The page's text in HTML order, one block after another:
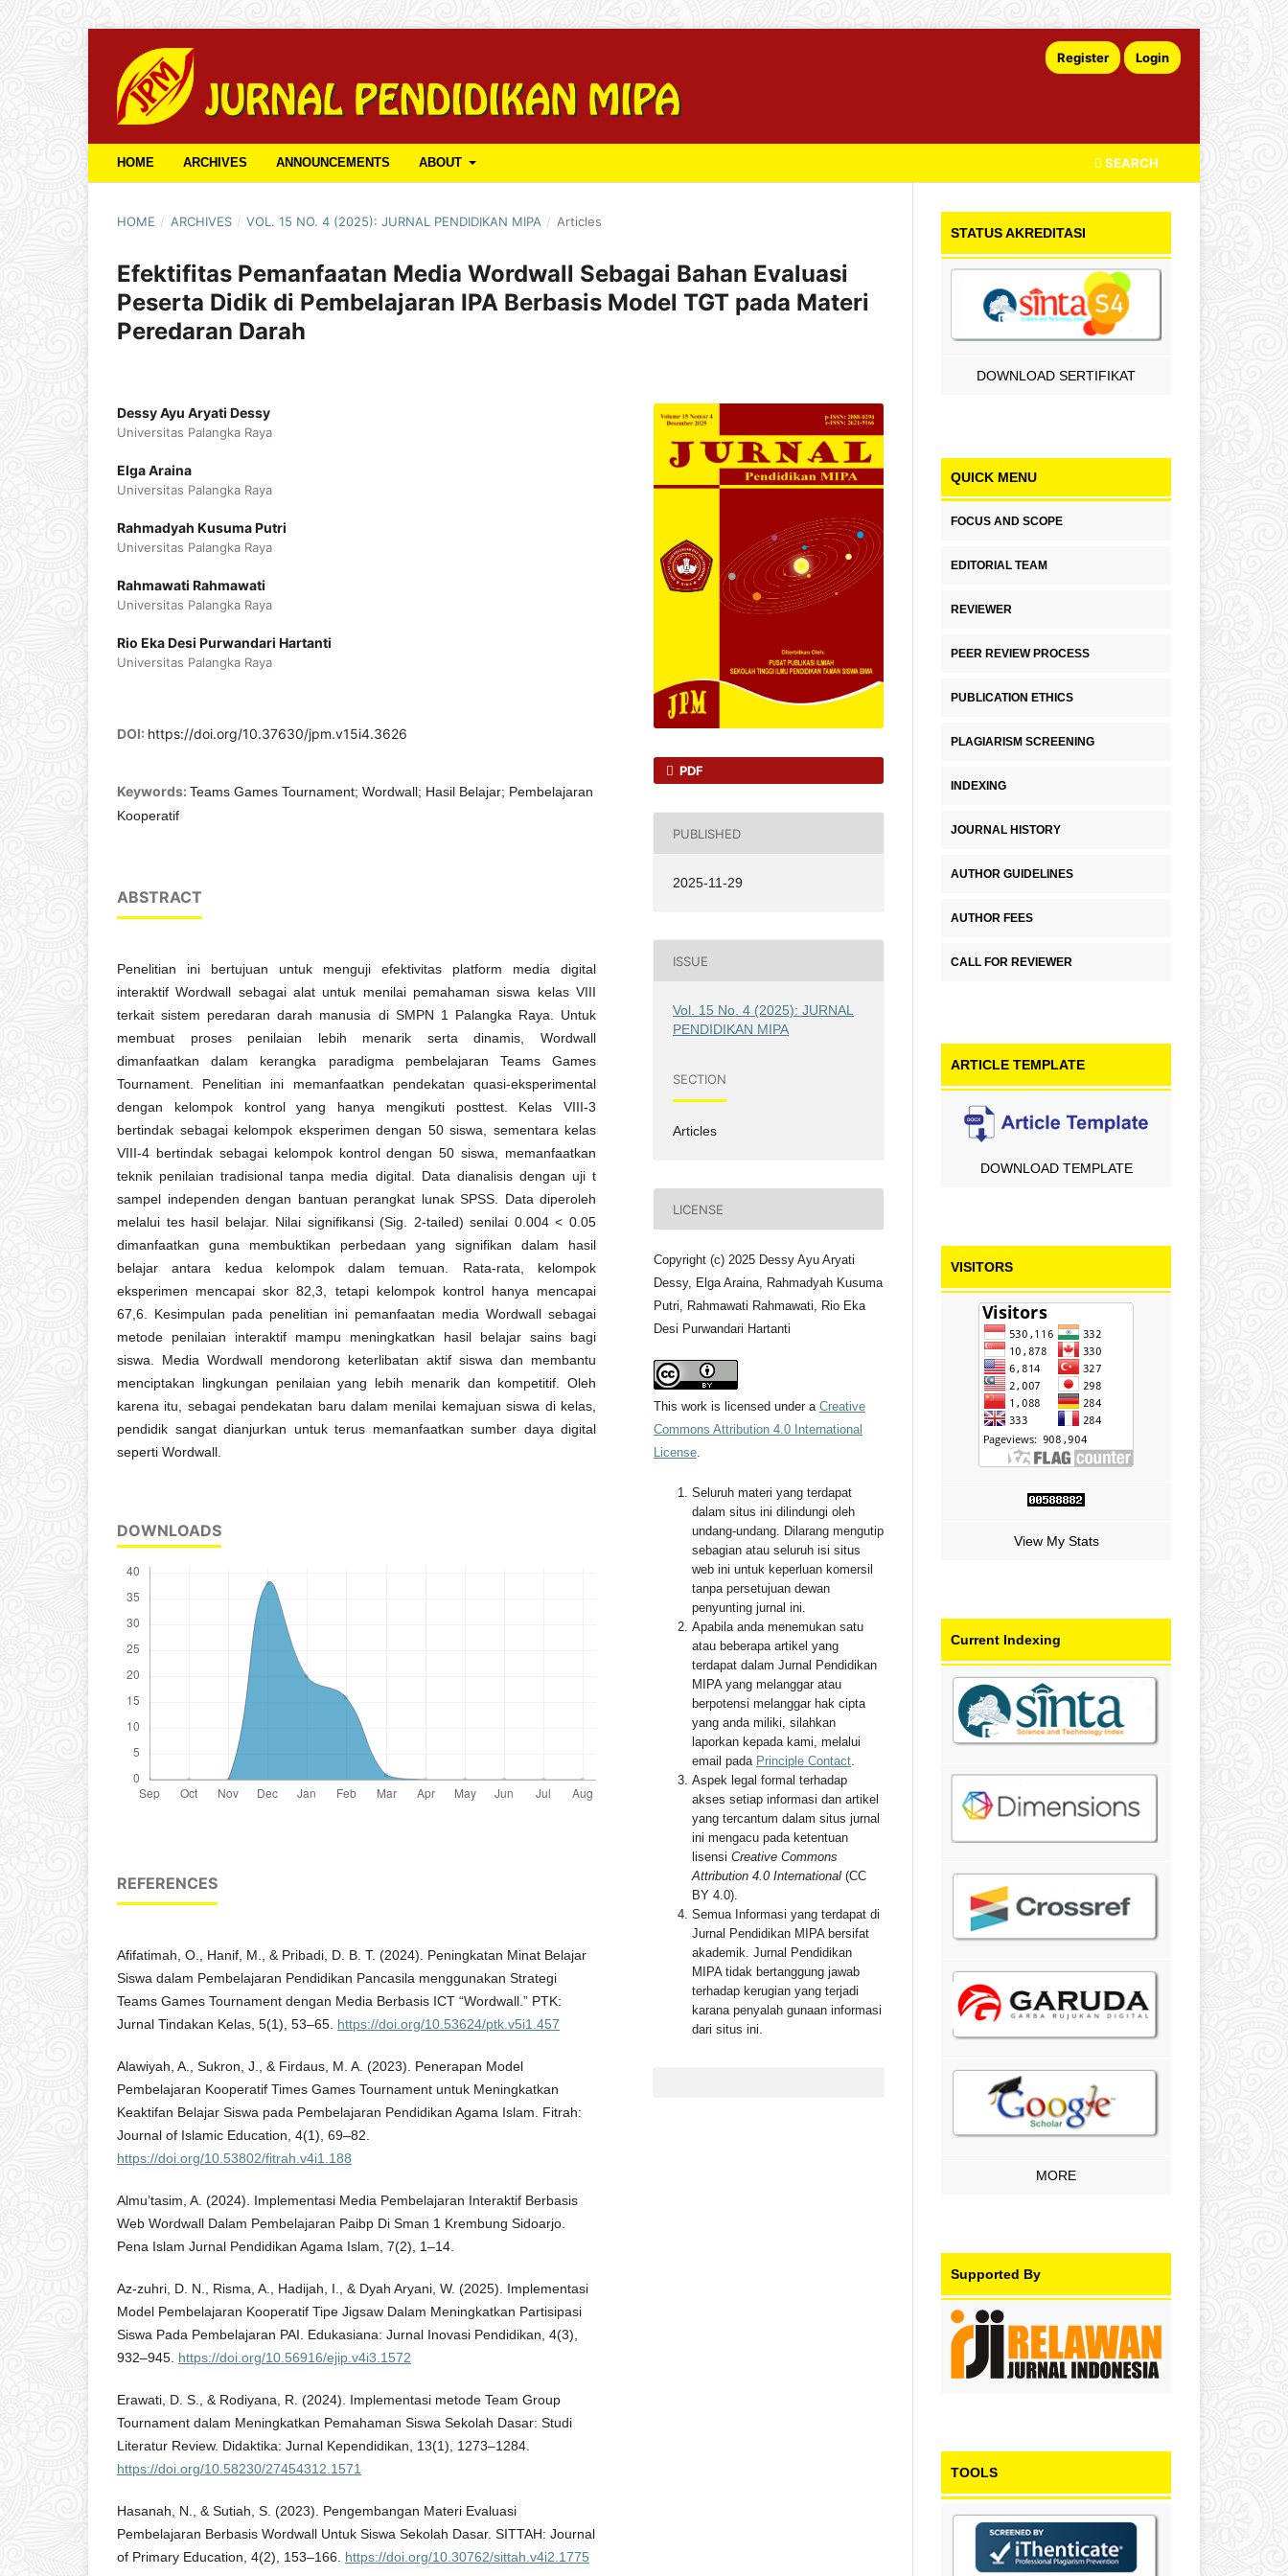
HOME ARCHIVES ANNOUNCEMENTS ABOUT SEARCH
Register Login
HOME / ARCHIVES / VOL. 15 NO. 4 (2025): JURNAL PENDIDIKAN MIPA / Articles
Efektifitas Pemanfaatan Media Wordwall Sebagai Bahan Evaluasi
Peserta Didik di Pembelajaran IPA Berbasis Model TGT pada Materi
Peredaran Darah
Dessy Ayu Aryati Dessy
Universitas Palangka Raya
Elga Araina
Universitas Palangka Raya
Rahmadyah Kusuma Putri
Universitas Palangka Raya
Rahmawati Rahmawati
Universitas Palangka Raya
Rio Eka Desi Purwandari Hartanti
Universitas Palangka Raya
DOI: https://doi.org/10.37630/jpm.v15i4.3626
Keywords: Teams Games Tournament; Wordwall; Hasil Belajar; Pembelajaran
Kooperatif
ABSTRACT
Penelitian ini bertujuan untuk menguji efektivitas platform media digital
interaktif Wordwall sebagai alat untuk menilai pemahaman siswa kelas VIII
terkait sistem peredaran darah manusia di SMPN 1 Palangka Raya. Untuk
membuat proses penilaian lebih menarik serta dinamis, Wordwall
dimanfaatkan dalam kerangka paradigma pembelajaran Teams Games
Tournament. Penelitian ini memanfaatkan pendekatan quasi-eksperimental
dengan kelompok kontrol yang hanya mengikuti posttest. Kelas VIII-3
bertindak sebagai kelompok eksperimen dengan 50 siswa, sementara kelas
VIII-4 bertindak sebagai kelompok kontrol dengan 50 siswa, memanfaatkan
teknik penilaian tradisional tanpa media digital. Data dianalisis dengan uji t
sampel independen dengan bantuan perangkat lunak SPSS. Data diperoleh
melalui tes hasil belajar. Nilai signifikansi (Sig. 2-tailed) senilai 0.004 < 0.05
dimanfaatkan guna membuktikan perbedaan yang signifikan dalam hasil
belajar antara kedua kelompok dalam temuan. Rata-rata, kelompok
eksperimen mencapai skor 82,3, tetapi kelompok kontrol hanya mencapai
67,6. Kesimpulan pada penelitian ini pemanfaatan media Wordwall sebagai
metode penilaian interaktif mampu meningkatkan hasil belajar sains bagi
siswa. Media Wordwall mendorong keterlibatan aktif siswa dan membantu
menciptakan lingkungan penilaian yang lebih menarik dan kompetitif. Oleh
karena itu, sebagai pendekatan baru dalam menilai kemajuan siswa di kelas,
pendidik sangat dianjurkan untuk terus memanfaatkan sumber daya digital
seperti Wordwall.
DOWNLOADS
REFERENCES
Afifatimah, O., Hanif, M., & Pribadi, D. B. T. (2024). Peningkatan Minat Belajar
Siswa dalam Pembelajaran Pendidikan Pancasila menggunakan Strategi
Teams Games Tournament dengan Media Berbasis ICT “Wordwall.” PTK:
Jurnal Tindakan Kelas, 5(1), 53–65. https://doi.org/10.53624/ptk.v5i1.457
Alawiyah, A., Sukron, J., & Firdaus, M. A. (2023). Penerapan Model
Pembelajaran Kooperatif Times Games Tournament untuk Meningkatkan
Keaktifan Belajar Siswa pada Pembelajaran Pendidikan Agama Islam. Fitrah:
Journal of Islamic Education, 4(1), 69–82.
https://doi.org/10.53802/fitrah.v4i1.188
Almu’tasim, A. (2024). Implementasi Media Pembelajaran Interaktif Berbasis
Web Wordwall Dalam Pembelajaran Paibp Di Sman 1 Krembung Sidoarjo.
Pena Islam Jurnal Pendidikan Agama Islam, 7(2), 1–14.
Az-zuhri, D. N., Risma, A., Hadijah, I., & Dyah Aryani, W. (2025). Implementasi
Model Pembelajaran Kooperatif Tipe Jigsaw Dalam Meningkatkan Partisipasi
Siswa Pada Pembelajaran PAI. Edukasiana: Jurnal Inovasi Pendidikan, 4(3),
932–945. https://doi.org/10.56916/ejip.v4i3.1572
Erawati, D. S., & Rodiyana, R. (2024). Implementasi metode Team Group
Tournament dalam Meningkatkan Pemahaman Siswa Sekolah Dasar: Studi
Literatur Review. Didaktika: Jurnal Kependidikan, 13(1), 1273–1284.
https://doi.org/10.58230/27454312.1571
Hasanah, N., & Sutiah, S. (2023). Pengembangan Materi Evaluasi
Pembelajaran Berbasis Wordwall Untuk Siswa Sekolah Dasar. SITTAH: Journal
of Primary Education, 4(2), 153–166. https://doi.org/10.30762/sittah.v4i2.1775
PDF
PUBLISHED
2025-11-29
ISSUE
Vol. 15 No. 4 (2025): JURNAL
PENDIDIKAN MIPA
SECTION
Articles
LICENSE
Copyright (c) 2025 Dessy Ayu Aryati
Dessy, Elga Araina, Rahmadyah Kusuma
Putri, Rahmawati Rahmawati, Rio Eka
Desi Purwandari Hartanti
This work is licensed under a Creative
Commons Attribution 4.0 International
License.
Seluruh materi yang terdapat
dalam situs ini dilindungi oleh
undang-undang. Dilarang mengutip
sebagian atau seluruh isi situs
web ini untuk keperluan komersil
tanpa persetujuan dewan
penyunting jurnal ini.
Apabila anda menemukan satu
atau beberapa artikel yang
terdapat dalam Jurnal Pendidikan
MIPA yang melanggar atau
berpotensi melanggar hak cipta
yang anda miliki, silahkan
laporkan kepada kami, melalui
email pada Principle Contact.
Aspek legal formal terhadap
akses setiap informasi dan artikel
yang tercantum dalam situs jurnal
ini mengacu pada ketentuan
lisensi Creative Commons
Attribution 4.0 International (CC
BY 4.0).
Semua Informasi yang terdapat di
Jurnal Pendidikan MIPA bersifat
akademik. Jurnal Pendidikan
MIPA tidak bertanggung jawab
terhadap kerugian yang terjadi
karana penyalah gunaan informasi
dari situs ini.
STATUS AKREDITASI
DOWNLOAD SERTIFIKAT
QUICK MENU
FOCUS AND SCOPE
EDITORIAL TEAM
REVIEWER
PEER REVIEW PROCESS
PUBLICATION ETHICS
PLAGIARISM SCREENING
INDEXING
JOURNAL HISTORY
AUTHOR GUIDELINES
AUTHOR FEES
CALL FOR REVIEWER
ARTICLE TEMPLATE
DOWNLOAD TEMPLATE
VISITORS
View My Stats
Current Indexing
MORE
Supported By
TOOLS